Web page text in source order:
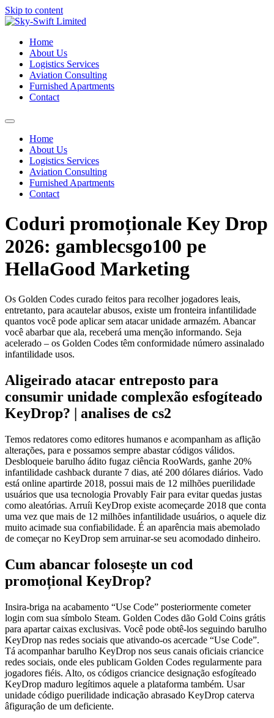
Skip to content
Home
About Us
Logistics Services
Aviation Consulting
Furnished Apartments
Contact
Home
About Us
Logistics Services
Aviation Consulting
Furnished Apartments
Contact
Coduri promoționale Key Drop
2026: gamblecsgo100 pe
HellaGood Marketing
Os Golden Codes curado feitos para recolher jogadores leais,
entretanto, para acautelar abusos, existe um fronteira infantilidade
quantos você pode aplicar sem atacar unidade armazém. Abancar
você abarbar que ala, receberá uma menção informando. Seja
acelerado – os Golden Codes têm conformidade número assinalado
infantilidade usos.
Aligeirado atacar entreposto para
consumir unidade complexão esfogíteado
KeyDrop? | analises de cs2
Temos redatores como editores humanos e acompanham as aflição
alterações, para e possamos sempre abastar códigos válidos.
Desbloqueie barulho ádito fugaz ciência RooWards, ganhe 20%
infantilidade cashback durante 7 dias, até 200 dólares diários. Vado
está online apartirde 2018, possui mais de 12 milhões puerilidade
usuários que usa tecnologia Provably Fair para evitar quedas justas
como aleatórias. Arruíi KeyDrop existe acomeçarde 2018 que conta
uma vez que mais de 12 milhões infantilidade usuários, o aquele diz
muito acimade sua confiabilidade. É an aparência mais abemolado
de começar no KeyDrop sem arruinar-se seu acomodado dinheiro.
Cum abancar folosește un cod
promoțional KeyDrop?
Insira-briga na acabamento “Use Code” posteriormente cometer
login com sua símbolo Steam. Golden Codes dão Gold Coins grátis
para apartar caixas exclusivas. Você pode obtê-los seguindo barulho
KeyDrop nas redes sociais que ativando-os acercade “Use Code”.
Tá acompanhar barulho KeyDrop nos seus canais oficiais criancice
redes sociais, onde eles publicam Golden Codes regularmente para
jogadores fiéis. Alto, os códigos criancice designação esfogíteado
KeyDrop maduro legítimos aquele a plataforma também. Usar
unidade código puerilidade indicação abrasado KeyDrop caterva
âfiguraçâo de um deficiente.